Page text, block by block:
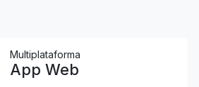
Multiplataforma
App Web